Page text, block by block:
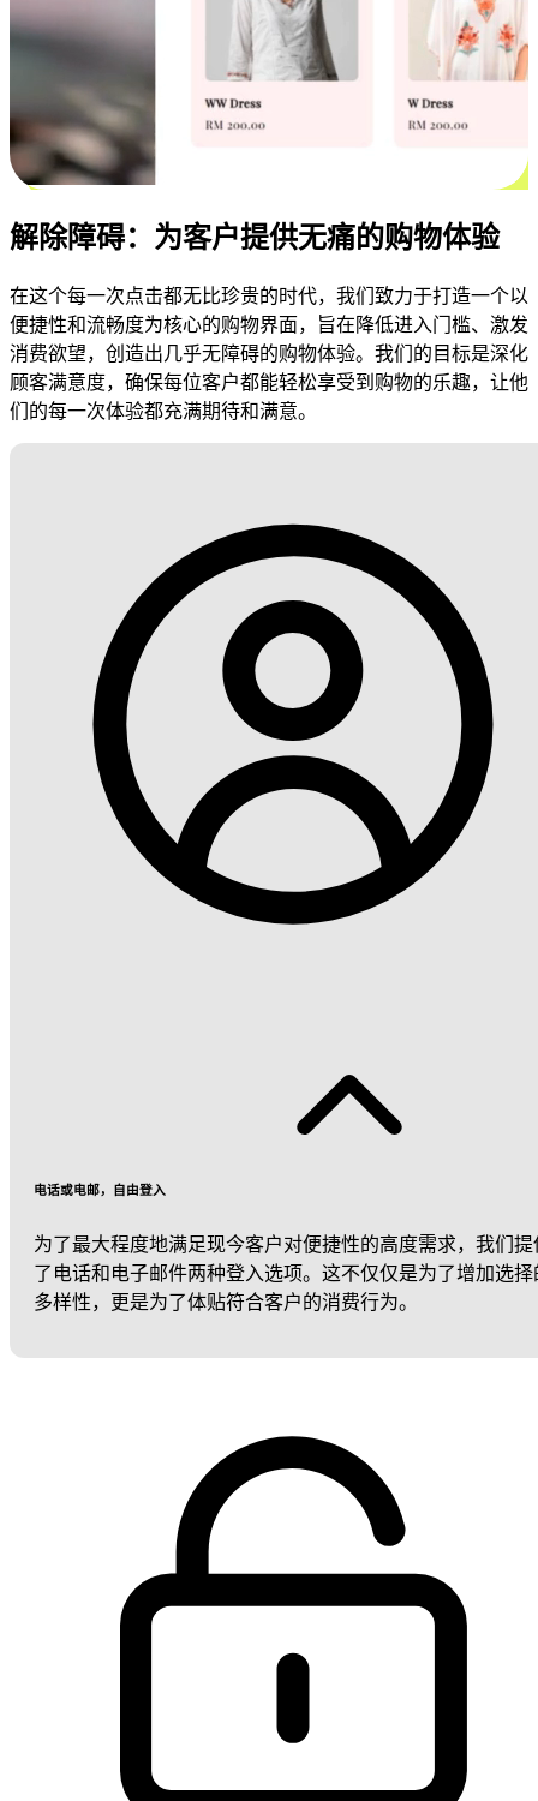
解除障碍：为客户提供无痛的购物体验
在这个每一次点击都无比珍贵的时代，我们致力于打造一个以
便捷性和流畅度为核心的购物界面，旨在降低进入门槛、激发
消费欲望，创造出几乎无障碍的购物体验。我们的目标是深化
顾客满意度，确保每位客户都能轻松享受到购物的乐趣，让他
们的每一次体验都充满期待和满意。
电话或电邮，自由登入
为了最大程度地满足现今客户对便捷性的高度需求，我们提
了电话和电子邮件两种登入选项。这不仅仅是为了增加选择
多样性，更是为了体贴符合客户的消费行为。